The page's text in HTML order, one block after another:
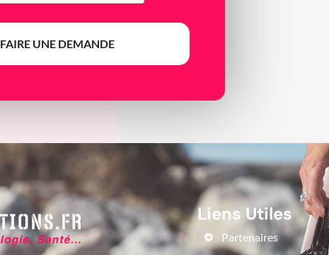
FAIRE UNE DEMANDE
Liens Utiles
Partenaires